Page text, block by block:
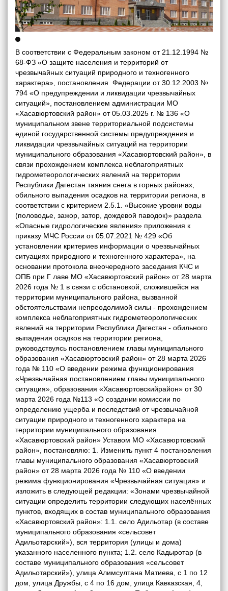
В соответствии с Федеральным законом от 21.12.1994 №
68-ФЗ «О защите населения и территорий от
чрезвычайных ситуаций природного и техногенного
характера», постановления Федерации от 30.12.2003 №
794 «О предупреждении и ликвидации чрезвычайных
ситуаций», постановлением администрации МО
«Хасавюртовский район» от 05.03.2025 г. № 136 «О
муниципальном звене территориальной подсистемы
единой государственной системы предупреждения и
ликвидации чрезвычайных ситуаций на территории
муниципального образования «Хасавюртовский район», в
связи прохождением комплекса неблагоприятных
гидрометеорологических явлений на территории
Республики Дагестан таяния снега в горных районах,
обильного выпадения осадков на территории региона, в
соответствии с критерием 2.5.1. «Высокие уровни воды
(половодье, зажор, затор, дождевой паводок)» раздела
«Опасные гидрологические явления» приложения к
приказу МЧС России от 05.07.2021 № 429 «Об
установлении критериев информации о чрезвычайных
ситуациях природного и техногенного характера», на
основании протокола внеочередного заседания КЧС и
ОПБ при Г лаве МО «Хасавюртовский район» от 28 марта
2026 года № 1 в связи с обстановкой, сложившейся на
территории муниципального района, вызванной
обстоятельствами непреодолимой силы - прохождением
комплекса неблагоприятных гидрометеорологических
явлений на территории Республики Дагестан - обильного
выпадения осадков на территории региона,
руководствуясь постановлением главы муниципального
образования «Хасавюртовский район» от 28 марта 2026
года № 110 «О введении режима функционирования
«Чрезвычайная постановлением главы муниципального
ситуация», образования «Хасавюртовскийрайон» от 30
марта 2026 года №113 «О создании комиссии по
определению ущерба и последствий от чрезвычайной
ситуации природного и техногенного характера на
территории муниципального образования
«Хасавюртовский район» Уставом МО «Хасавюртовский
район», постановляю: 1. Изменить пункт 4 постановления
главы муниципального образования «Хасавюртовский
район» от 28 марта 2026 года № 110 «О введении
режима функционирования «Чрезвычайная ситуация» и
изложить в следующей редакции: «Зонами чрезвычайной
ситуации определить территории следующих населённых
пунктов, входящих в состав муниципального образования
«Хасавюртовский район»: 1.1. село Адильотар (в составе
муниципального образования «сельсовет
Адильотарский»), вся территория (улицы и дома)
указанного населенного пункта; 1.2. село Кадыротар (в
составе муниципального образования «сельсовет
Адильотарский»), улица Алимсултана Матиева, с 1 по 12
дом, улица Дружбы, с 4 по 16 дом, улица Кавказская, 4,